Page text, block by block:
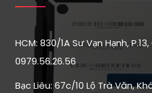
HCM: 830/1A Sư Vạn Hạnh, P.13,
0979.56.26.56
Bạc Liêu: 67c/10 Lộ Trà Văn,